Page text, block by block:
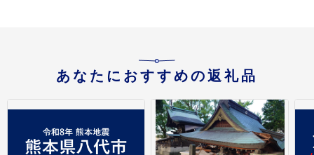
あなたにおすすめの返礼品